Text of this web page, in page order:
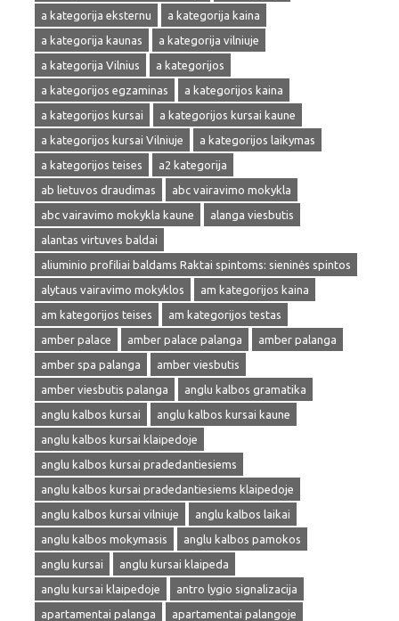
a kategorija eksternu
a kategorija kaina
a kategorija kaunas
a kategorija vilniuje
a kategorija Vilnius
a kategorijos
a kategorijos egzaminas
a kategorijos kaina
a kategorijos kursai
a kategorijos kursai kaune
a kategorijos kursai Vilniuje
a kategorijos laikymas
a kategorijos teises
a2 kategorija
ab lietuvos draudimas
abc vairavimo mokykla
abc vairavimo mokykla kaune
alanga viesbutis
alantas virtuves baldai
aliuminio profiliai baldams Raktai spintoms: sieninės spintos
alytaus vairavimo mokyklos
am kategorijos kaina
am kategorijos teises
am kategorijos testas
amber palace
amber palace palanga
amber palanga
amber spa palanga
amber viesbutis
amber viesbutis palanga
anglu kalbos gramatika
anglu kalbos kursai
anglu kalbos kursai kaune
anglu kalbos kursai klaipedoje
anglu kalbos kursai pradedantiesiems
anglu kalbos kursai pradedantiesiems klaipedoje
anglu kalbos kursai vilniuje
anglu kalbos laikai
anglu kalbos mokymasis
anglu kalbos pamokos
anglu kursai
anglu kursai klaipeda
anglu kursai klaipedoje
antro lygio signalizacija
apartamentai palanga
apartamentai palangoje